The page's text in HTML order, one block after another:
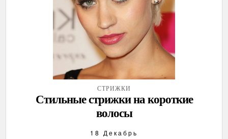
СТРИЖКИ
Стильные стрижки на короткие
волосы
18 Декабрь